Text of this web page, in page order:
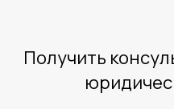
Получить